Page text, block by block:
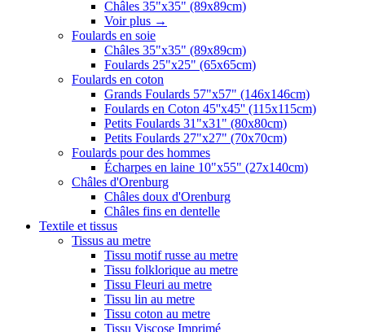
Châles 35"x35" (89x89cm)
Voir plus →
Foulards en soie
Châles 35"x35" (89x89cm)
Foulards 25"x25" (65x65cm)
Foulards en coton
Grands Foulards 57"x57" (146x146cm)
Foulards en Coton 45''x45'' (115x115cm)
Petits Foulards 31"x31" (80x80cm)
Petits Foulards 27"x27" (70x70cm)
Foulards pour des hommes
Écharpes en laine 10"x55" (27x140cm)
Châles d'Orenburg
Châles doux d'Orenburg
Châles fins en dentelle
Textile et tissus
Tissus au metre
Tissu motif russe au metre
Tissu folklorique au metre
Tissu Fleuri au metre
Tissu lin au metre
Tissu coton au metre
Tissu Viscose Imprimé